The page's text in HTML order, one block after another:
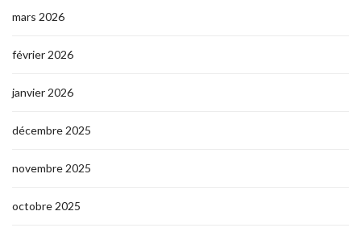
mars 2026
février 2026
janvier 2026
décembre 2025
novembre 2025
octobre 2025